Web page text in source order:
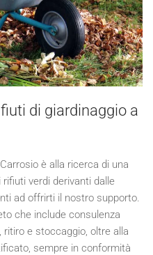
di giardinaggio a
è alla ricerca di una
verdi derivanti dalle
ad offrirti il nostro supporto.
che include consulenza
e stoccaggio, oltre alla
sempre in conformità